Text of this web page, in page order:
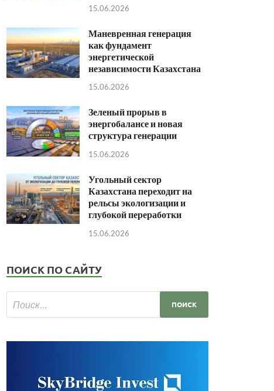
15.06.2026
Маневренная генерация
как фундамент
энергетической
независимости Казахстана
15.06.2026
Зеленый прорыв в
энергобалансе и новая
структура генерации
15.06.2026
Угольный сектор
Казахстана переходит на
рельсы экологизации и
глубокой переработки
15.06.2026
ПОИСК ПО САЙТУ